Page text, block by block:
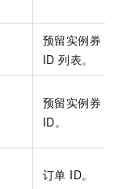
预留实例券
ID 列表。
预留实例券
ID。
订单 ID。